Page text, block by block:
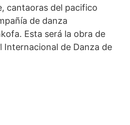
cantaoras del pacifico
de danza
Esta será la obra de
Internacional de Danza de